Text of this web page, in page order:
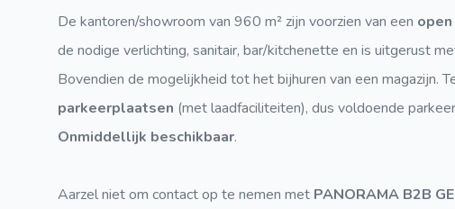
De kantoren/showroom van 960 m² zijn voorzien van een
de nodige verlichting, sanitair, bar/kitchenette en is uitgerust
Bovendien de mogelijkheid tot het bijhuren van een magazijn.
parkeerplaatsen (met laadfaciliteiten), dus voldoende
Onmiddellijk beschikbaar.
Aarzel niet om contact op te nemen met PANORAMA B2B